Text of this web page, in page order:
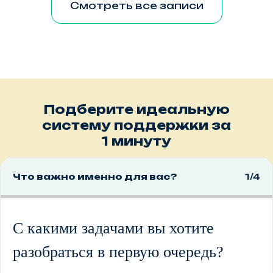
Смотреть все записи
Подберите идеальную
систему поддержки за
1 минуту
Что важно именно для вас? 1/4
С какими задачами вы хотите
разобраться в первую очередь?